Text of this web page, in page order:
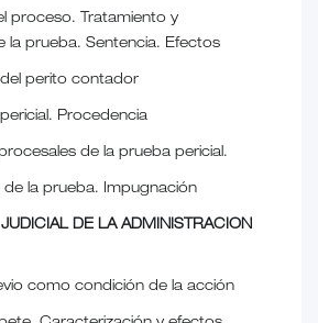
Tratamiento y
la prueba. Sentencia. Efectos
perito contador
Procedencia
de la prueba pericial.
la prueba. Impugnación
DE LA ADMINISTRACION
como condición de la acción